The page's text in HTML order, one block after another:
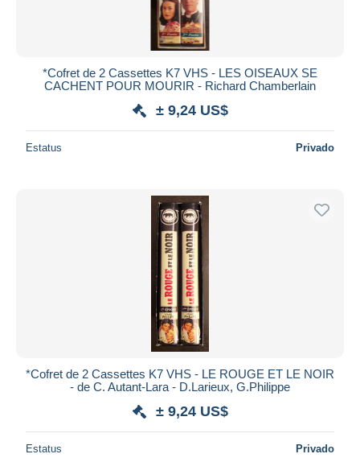
*Cofret de 2 Cassettes K7 VHS - LES OISEAUX SE
CACHENT POUR MOURIR - Richard Chamberlain
± 9,24 US$
Estatus Privado
*Cofret de 2 Cassettes K7 VHS - LE ROUGE ET LE NOIR
- de C. Autant-Lara - D.Larieux, G.Philippe
± 9,24 US$
Estatus Privado